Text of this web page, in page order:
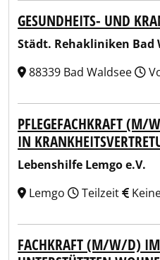
GESUNDHEITS- UND
Städt. Rehakliniken Bad
88339 Bad Waldsee
PFLEGEFACHKRAFT (M/
IN
Lebenshilfe Lemgo e.V.
Lemgo
Teilzeit
FACHKRAFT (M/W/D)